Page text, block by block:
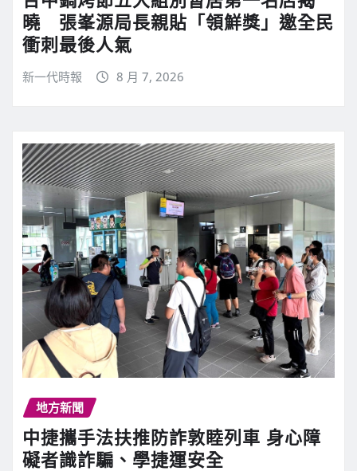
曉 張峯源局長親貼「領鮮獎」邀全民
衝刺最後人氣
新一代時報 8 月 7, 2026
地方新聞
中捷攜手法扶推防詐敦睦列車 身心障
礙者識詐騙、學捷運安全